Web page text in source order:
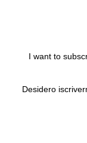
I want to
Desidero